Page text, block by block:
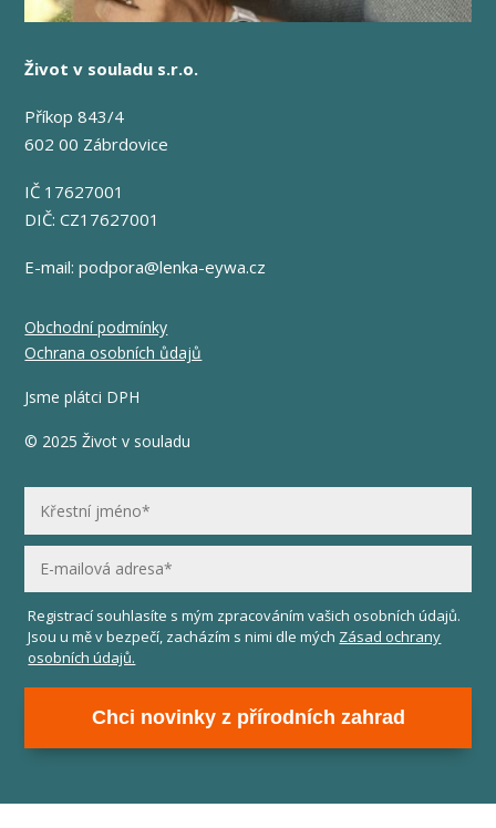
Život v souladu s.r.o.
Příkop 843/4
602 00 Zábrdovice
IČ 17627001
DIČ: CZ17627001
E-mail:podpora@lenka-eywa.cz
Obchodní podmínky
Ochrana osobních ůdajů
Jsme plátci DPH
© 2025 Život v souladu
Registrací souhlasíte s mým zpracováním vašich osobních údajů.
Jsou u mě v bezpečí, zacházím s nimi dle mých Zásad ochrany
osobních údajů.
Chci novinky z přírodních zahrad